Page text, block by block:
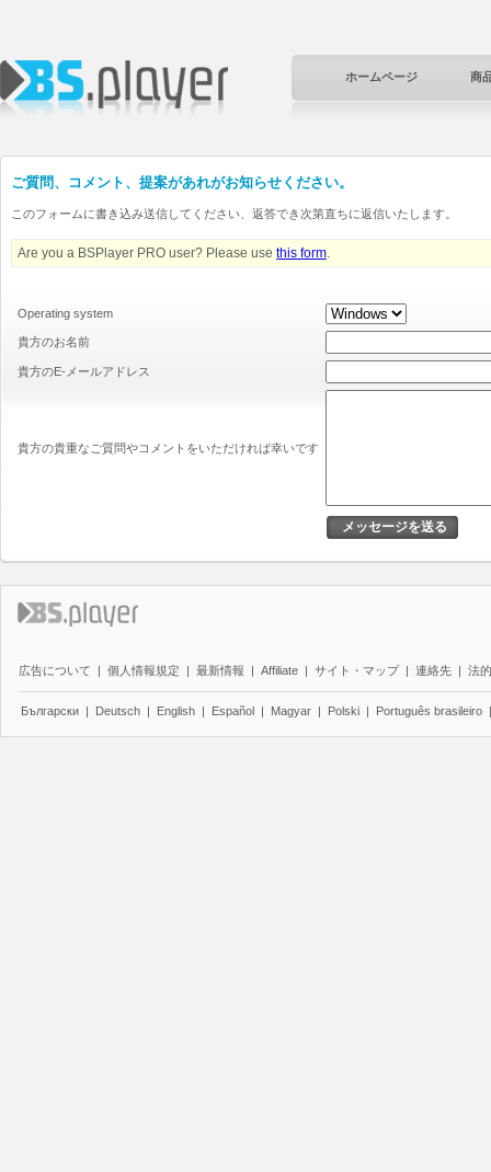
ホームページ 商
ご質問、コメント、提案があれがお知らせください。
このフォームに書き込み送信してください、返答でき次第直ちに返信いたします。
Are you a BSPlayer PRO user? Please use this form.
Operating system
貴方のお名前
貴方のE-メールアドレス
貴方の貴重なご質問やコメントをいただければ幸いです
メッセージを送る
広告について | 個人情報規定 | 最新情報 | Affiliate | サイト・マップ | 連絡先 | 法
Български | Deutsch | English | Español | Magyar | Polski | Português brasileiro